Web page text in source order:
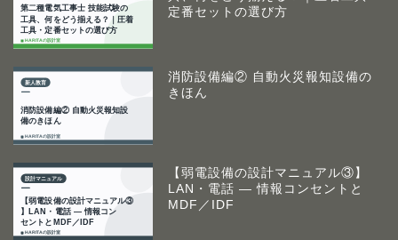
定番セットの選び方
消防設備編② 自動火災報知設備の
きほん
【弱電設備の設計マニュアル③】
LAN・電話 ― 情報コンセントと
MDF／IDF